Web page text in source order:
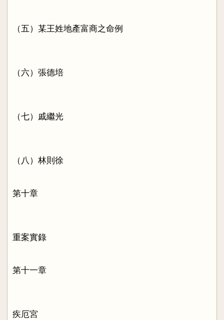
（五）某王姓地產富商之命例
（六）張德培
（七）戚繼光
（八）林則徐
第十章
重案實錄
第十一章
疾厄宮